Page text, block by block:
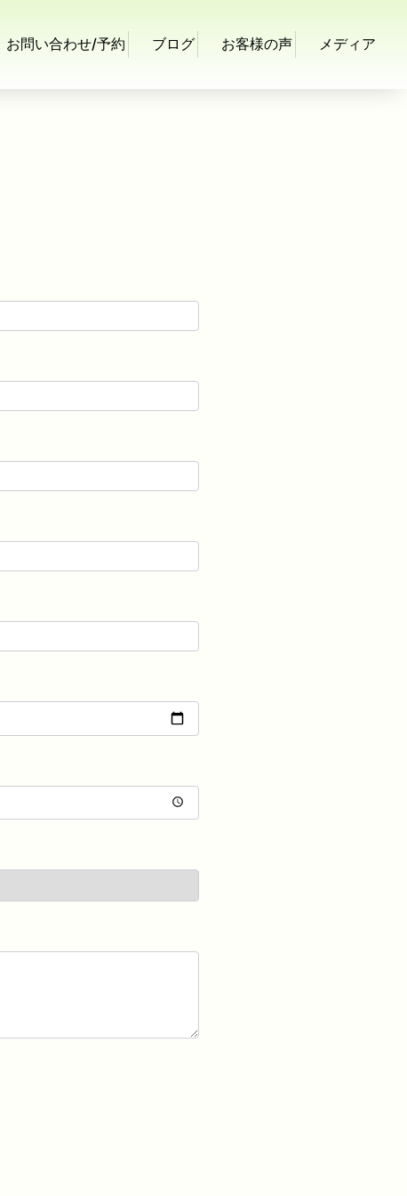
お問い合わせ/予約 ブログ お客様の声 メディア